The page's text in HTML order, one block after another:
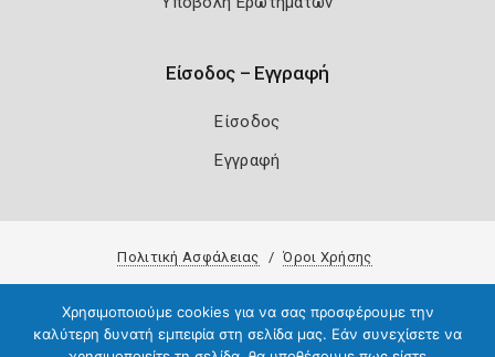
Είσοδος – Εγγραφή
Είσοδος
Εγγραφή
Πολιτική Ασφάλειας Όροι Χρήσης
Χρησιμοποιούμε cookies για να σας προσφέρουμε την
καλύτερη δυνατή εμπειρία στη σελίδα μας. Εάν συνεχίσετε να